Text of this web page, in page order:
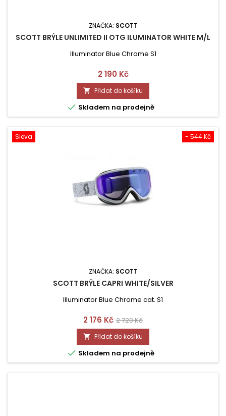
ZNAČKA: SCOTT
SCOTT BRÝLE UNLIMITED II OTG ILUMINATOR WHITE M/L
Illuminator Blue Chrome S1
Cena
2 190 Kč
 Přidat do košíku
 Skladem na prodejně
- 544 Kč
Sleva
ZNAČKA: SCOTT
SCOTT BRÝLE CAPRI WHITE/SILVER
Illuminator Blue Chrome cat. S1
Cena
2 176 Kč Běžná
cena
2 720 Kč
 Přidat do košíku
 Skladem na prodejně